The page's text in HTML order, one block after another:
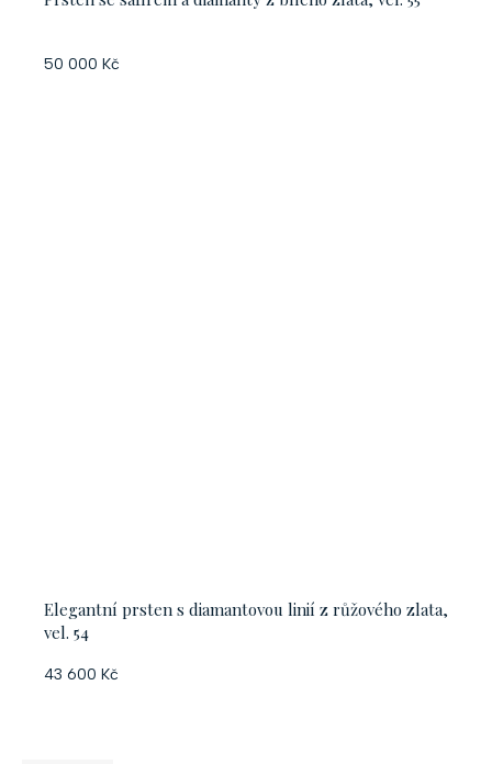
50 000 Kč
Elegantní prsten s diamantovou linií z růžového zlata,
vel. 54
43 600 Kč